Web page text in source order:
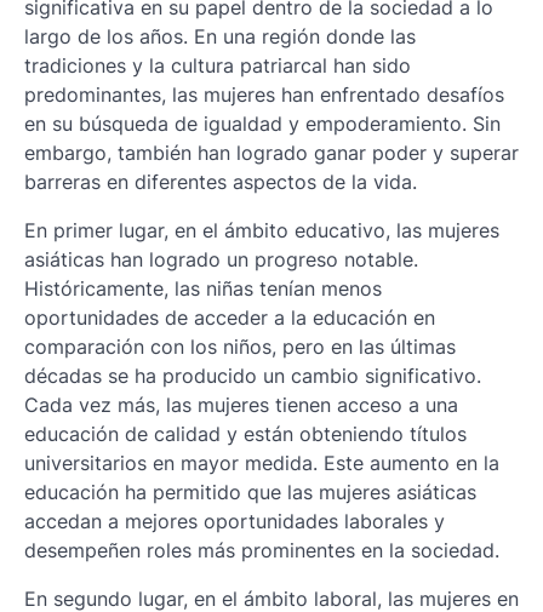
significativa en su papel dentro de la sociedad a lo
largo de los años. En una región donde las
tradiciones y la cultura patriarcal han sido
predominantes, las mujeres han enfrentado desafíos
en su búsqueda de igualdad y empoderamiento. Sin
embargo, también han logrado ganar poder y superar
barreras en diferentes aspectos de la vida.
En primer lugar, en el ámbito educativo, las mujeres
asiáticas han logrado un progreso notable.
Históricamente, las niñas tenían menos
oportunidades de acceder a la educación en
comparación con los niños, pero en las últimas
décadas se ha producido un cambio significativo.
Cada vez más, las mujeres tienen acceso a una
educación de calidad y están obteniendo títulos
universitarios en mayor medida. Este aumento en la
educación ha permitido que las mujeres asiáticas
accedan a mejores oportunidades laborales y
desempeñen roles más prominentes en la sociedad.
En segundo lugar, en el ámbito laboral, las mujeres en